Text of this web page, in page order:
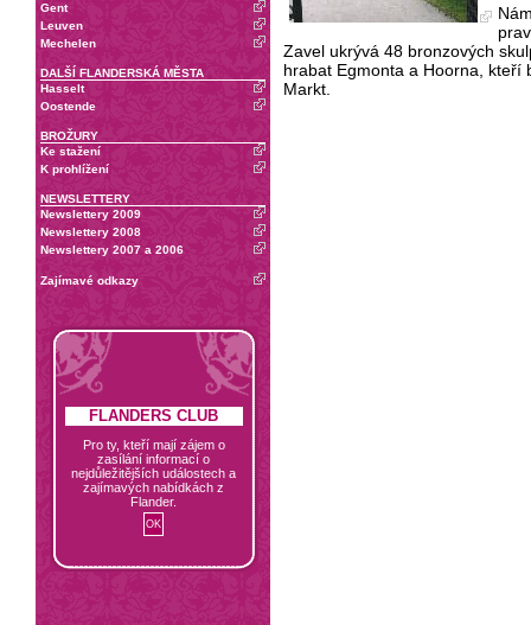
Gent
Leuven
Mechelen
DALŠÍ FLANDERSKÁ MĚSTA
Hasselt
Oostende
BROŽURY
Ke stažení
K prohlížení
NEWSLETTERY
Newslettery 2009
Newslettery 2008
Newslettery 2007 a 2006
Zajímavé odkazy
FLANDERS CLUB
Pro ty, kteří mají zájem o
zasílání informací o
nejdůležitějších událostech a
zajímavých nabídkách z
Flander.
Zavel ukrývá 48 bronzových
hrabat Egmonta a Hoorna, kteří
Markt.